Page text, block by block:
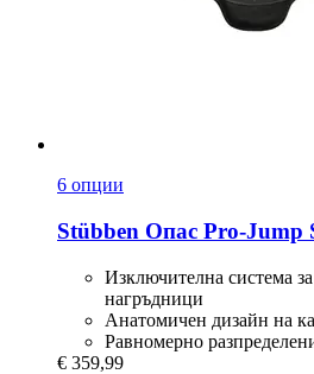
6 опции
Stübben Опас Pro-​Jump
Изключителна система
нагръдници
Анатомичен дизайн на
Равномерно
€ 359,99